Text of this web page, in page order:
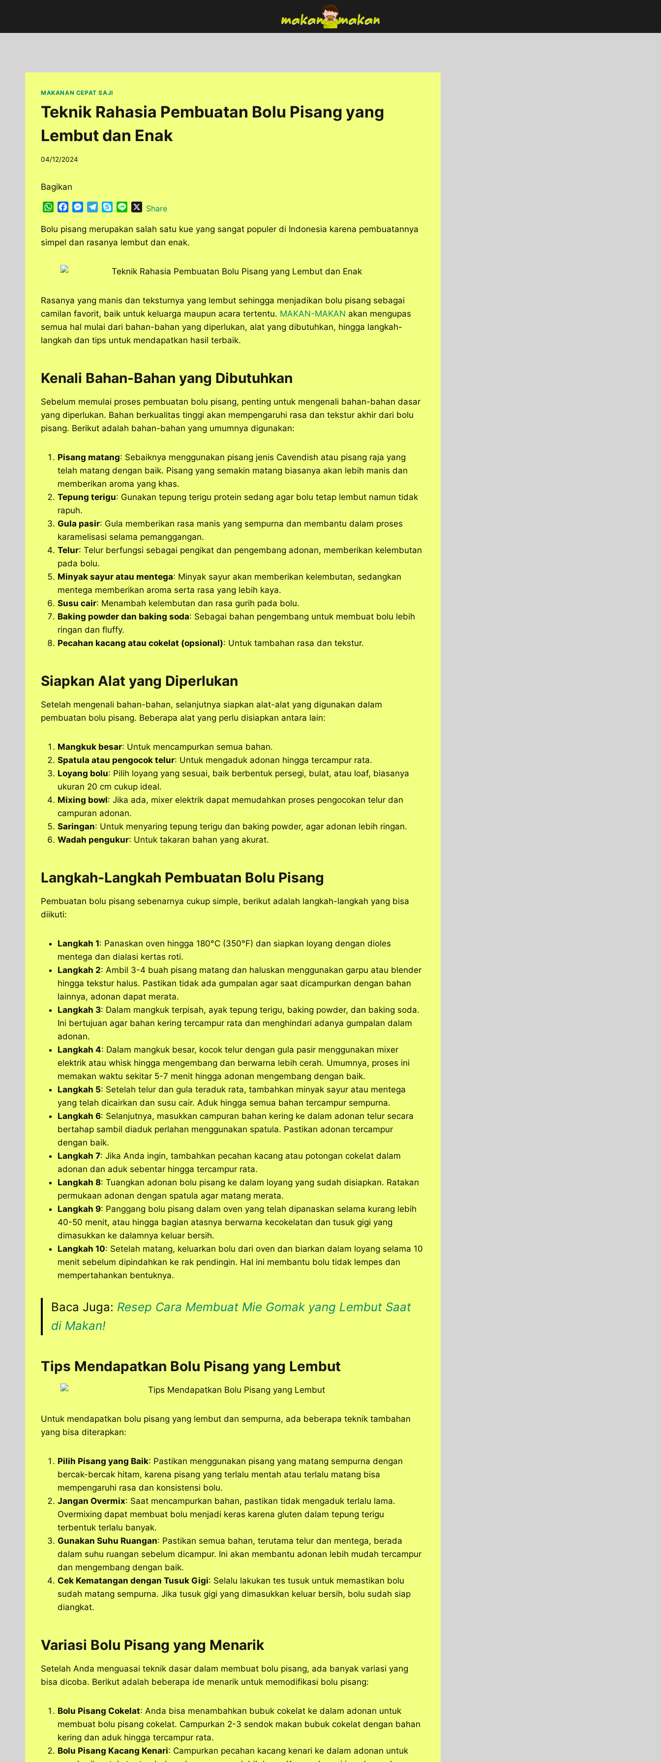
content
MAKANAN CEPAT SAJI
Teknik Rahasia Pembuatan Bolu Pisang yang
Lembut dan Enak
By
04/12/2024
Bagikan
W
a
t
s
c
e
M
s
s
l
e
y
p
n
e
XShare
Bolu pisang merupakan salah satu kue yang sangat populer di Indonesia karena pembuatannya
simpel dan rasanya lembut dan enak.
Rasanya yang manis dan teksturnya yang lembut sehingga menjadikan bolu pisang sebagai
camilan favorit, baik untuk keluarga maupun acara tertentu. MAKAN-MAKAN akan mengupas
semua hal mulai dari bahan-bahan yang diperlukan, alat yang dibutuhkan, hingga langkah-
langkah dan tips untuk mendapatkan hasil terbaik.
Kenali Bahan-Bahan yang Dibutuhkan
Sebelum memulai proses pembuatan bolu pisang, penting untuk mengenali bahan-bahan dasar
yang diperlukan. Bahan berkualitas tinggi akan mempengaruhi rasa dan tekstur akhir dari bolu
pisang. Berikut adalah bahan-bahan yang umumnya digunakan:
Pisang matang: Sebaiknya menggunakan pisang jenis Cavendish atau pisang raja yang
telah matang dengan baik. Pisang yang semakin matang biasanya akan lebih manis dan
memberikan aroma yang khas.
Tepung terigu: Gunakan tepung terigu protein sedang agar bolu tetap lembut namun tidak
rapuh.
Gula pasir: Gula memberikan rasa manis yang sempurna dan membantu dalam proses
karamelisasi selama pemanggangan.
Telur: Telur berfungsi sebagai pengikat dan pengembang adonan, memberikan kelembutan
pada bolu.
Minyak sayur atau mentega: Minyak sayur akan memberikan kelembutan, sedangkan
mentega memberikan aroma serta rasa yang lebih kaya.
Susu cair: Menambah kelembutan dan rasa gurih pada bolu.
Baking powder dan baking soda: Sebagai bahan pengembang untuk membuat bolu lebih
ringan dan fluffy.
Pecahan kacang atau cokelat (opsional): Untuk tambahan rasa dan tekstur.
Siapkan Alat yang Diperlukan
Setelah mengenali bahan-bahan, selanjutnya siapkan alat-alat yang digunakan dalam
pembuatan bolu pisang. Beberapa alat yang perlu disiapkan antara lain:
Mangkuk besar: Untuk mencampurkan semua bahan.
Spatula atau pengocok telur: Untuk mengaduk adonan hingga tercampur rata.
Loyang bolu: Pilih loyang yang sesuai, baik berbentuk persegi, bulat, atau loaf, biasanya
ukuran 20 cm cukup ideal.
Mixing bowl: Jika ada, mixer elektrik dapat memudahkan proses pengocokan telur dan
campuran adonan.
Saringan: Untuk menyaring tepung terigu dan baking powder, agar adonan lebih ringan.
Wadah pengukur: Untuk takaran bahan yang akurat.
Langkah-Langkah Pembuatan Bolu Pisang
Pembuatan bolu pisang sebenarnya cukup simple, berikut adalah langkah-langkah yang bisa
diikuti:
Langkah 1: Panaskan oven hingga 180°C (350°F) dan siapkan loyang dengan dioles
mentega dan dialasi kertas roti.
Langkah 2: Ambil 3-4 buah pisang matang dan haluskan menggunakan garpu atau blender
hingga tekstur halus. Pastikan tidak ada gumpalan agar saat dicampurkan dengan bahan
lainnya, adonan dapat merata.
Langkah 3: Dalam mangkuk terpisah, ayak tepung terigu, baking powder, dan baking soda.
Ini bertujuan agar bahan kering tercampur rata dan menghindari adanya gumpalan dalam
adonan.
Langkah 4: Dalam mangkuk besar, kocok telur dengan gula pasir menggunakan mixer
elektrik atau whisk hingga mengembang dan berwarna lebih cerah. Umumnya, proses ini
memakan waktu sekitar 5-7 menit hingga adonan mengembang dengan baik.
Langkah 5: Setelah telur dan gula teraduk rata, tambahkan minyak sayur atau mentega
yang telah dicairkan dan susu cair. Aduk hingga semua bahan tercampur sempurna.
Langkah 6: Selanjutnya, masukkan campuran bahan kering ke dalam adonan telur secara
bertahap sambil diaduk perlahan menggunakan spatula. Pastikan adonan tercampur
dengan baik.
Langkah 7: Jika Anda ingin, tambahkan pecahan kacang atau potongan cokelat dalam
adonan dan aduk sebentar hingga tercampur rata.
Langkah 8: Tuangkan adonan bolu pisang ke dalam loyang yang sudah disiapkan. Ratakan
permukaan adonan dengan spatula agar matang merata.
Langkah 9: Panggang bolu pisang dalam oven yang telah dipanaskan selama kurang lebih
40-50 menit, atau hingga bagian atasnya berwarna kecokelatan dan tusuk gigi yang
dimasukkan ke dalamnya keluar bersih.
Langkah 10: Setelah matang, keluarkan bolu dari oven dan biarkan dalam loyang selama 10
menit sebelum dipindahkan ke rak pendingin. Hal ini membantu bolu tidak lempes dan
mempertahankan bentuknya.
Baca Juga: Resep Cara Membuat Mie Gomak yang Lembut Saat
di Makan!
Tips Mendapatkan Bolu Pisang yang Lembut
Untuk mendapatkan bolu pisang yang lembut dan sempurna, ada beberapa teknik tambahan
yang bisa diterapkan:
Pilih Pisang yang Baik: Pastikan menggunakan pisang yang matang sempurna dengan
bercak-bercak hitam, karena pisang yang terlalu mentah atau terlalu matang bisa
mempengaruhi rasa dan konsistensi bolu.
Jangan Overmix: Saat mencampurkan bahan, pastikan tidak mengaduk terlalu lama.
Overmixing dapat membuat bolu menjadi keras karena gluten dalam tepung terigu
terbentuk terlalu banyak.
Gunakan Suhu Ruangan: Pastikan semua bahan, terutama telur dan mentega, berada
dalam suhu ruangan sebelum dicampur. Ini akan membantu adonan lebih mudah tercampur
dan mengembang dengan baik.
Cek Kematangan dengan Tusuk Gigi: Selalu lakukan tes tusuk untuk memastikan bolu
sudah matang sempurna. Jika tusuk gigi yang dimasukkan keluar bersih, bolu sudah siap
diangkat.
Variasi Bolu Pisang yang Menarik
Setelah Anda menguasai teknik dasar dalam membuat bolu pisang, ada banyak variasi yang
bisa dicoba. Berikut adalah beberapa ide menarik untuk memodifikasi bolu pisang:
Bolu Pisang Cokelat: Anda bisa menambahkan bubuk cokelat ke dalam adonan untuk
membuat bolu pisang cokelat. Campurkan 2-3 sendok makan bubuk cokelat dengan bahan
kering dan aduk hingga tercampur rata.
Bolu Pisang Kacang Kenari: Campurkan pecahan kacang kenari ke dalam adonan untuk